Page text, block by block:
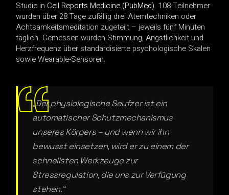
Studie in Cell Reports Medicine (PubMed). 108 Teilnehmer
wurden über 28 Tage zufällig drei Atemtechniken oder
Achtsamkeitsmeditation zugeteilt – jeweils fünf Minuten
täglich. Gemessen wurden Stimmung, Ängstlichkeit und
Herzfrequenz über standardisierte psychologische Skalen
sowie Wearable-Sensoren.
„Der physiologische Seufzer ist ein
automatischer Schutzmechanismus
unseres Körpers – und wenn wir ihn
bewusst einsetzen, wird er zu einem der
schnellsten Werkzeuge zur
Stressregulation, die uns zur Verfügung
stehen.“